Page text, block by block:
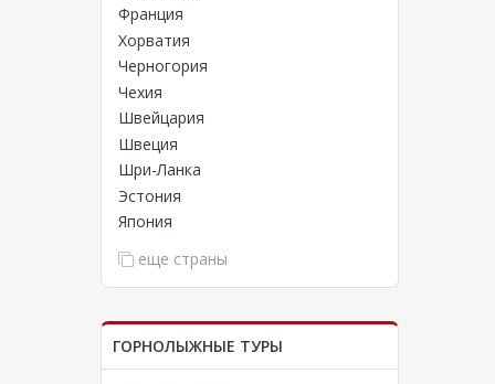
Франция
Хорватия
Черногория
Чехия
Швейцария
Швеция
Шри-Ланка
Эстония
Япония
еще страны
ГОРНОЛЫЖНЫЕ ТУРЫ